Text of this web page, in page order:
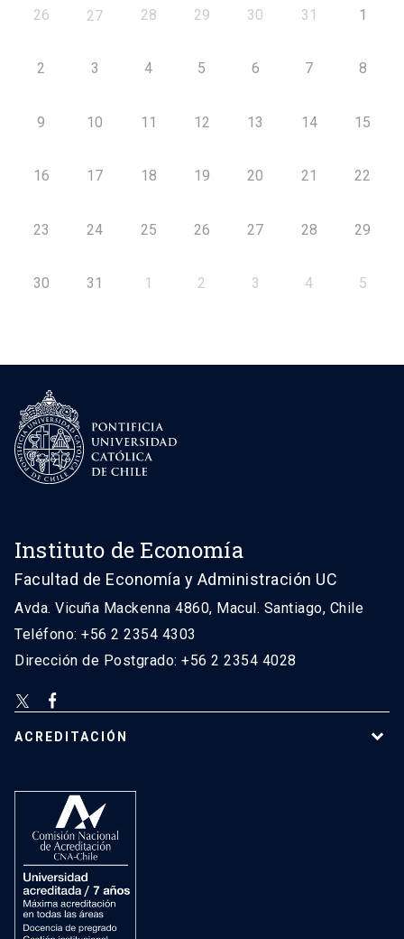
26 27 28 29 30 31 1
2 3 4 5 6 7 8
9 10 11 12 13 14 15
16 17 18 19 20 21 22
23 24 25 26 27 28 29
30 31 1 2 3 4 5
Instituto de Economía
Facultad de Economía y Administración UC
Avda. Vicuña Mackenna 4860, Macul. Santiago, Chile
Teléfono: +56 2 2354 4303
Dirección de Postgrado: +56 2 2354 4028
ACREDITACIÓN